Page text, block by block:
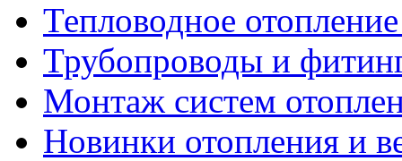
Тепловодное
Трубопроводы и
Монтаж систем
Новинки отопления и